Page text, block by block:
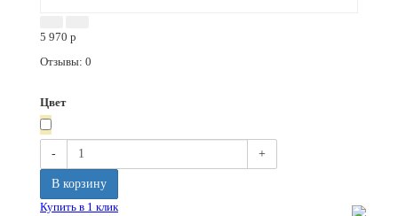
5 970 p
Отзывы: 0
Цвет
- +
В корзину
Купить в 1 клик